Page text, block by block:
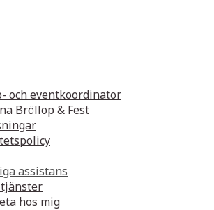
och eventkoordinator
Bröllop & Fest
assistans
hos mig